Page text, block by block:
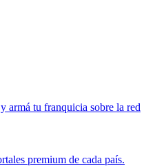
armá tu franquicia sobre la red
premium de cada país.